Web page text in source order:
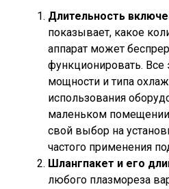
Длительность
показывает, какое
аппарат может
функционировать. Все
мощности и типа
использования
маленьком
свой выбор на
частого применения
Шлангпакет и его
любого плазмореза